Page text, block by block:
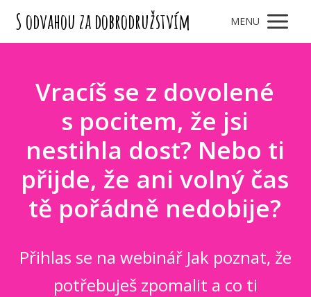
S odvahou za dobrodružstvím MENU
Vracíš se z dovolené
s pocitem, že jsi
nestihla dost? Nebo ti
přijde, že ani volný čas
tě pořádně nedobije?
Přihlas se na webinář Jak poznat, že
potřebuješ zpomalit a co ti